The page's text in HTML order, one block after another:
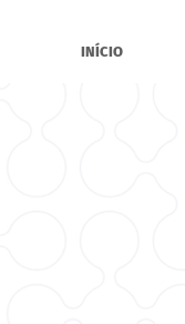
INÍCIO